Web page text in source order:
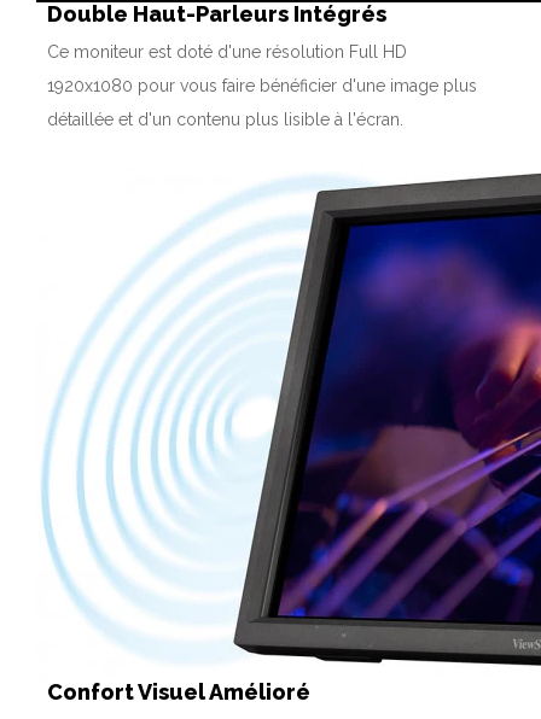
Double Haut-Parleurs Intégrés
Ce moniteur est doté d'une résolution Full HD
1920x1080 pour vous faire bénéficier d'une image plus
détaillée et d'un contenu plus lisible à l'écran.
Confort Visuel Amélioré